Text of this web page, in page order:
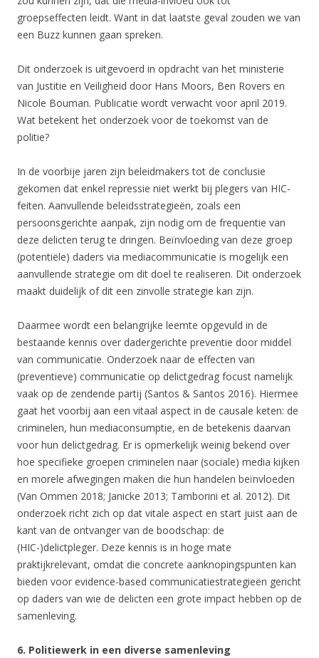
groepseffecten leidt. Want in dat laatste geval zouden we van
een Buzz kunnen gaan spreken.
Dit onderzoek is uitgevoerd in opdracht van het ministerie
van Justitie en Veiligheid door Hans Moors, Ben Rovers en
Nicole Bouman. Publicatie wordt verwacht voor april 2019.
Wat betekent het onderzoek voor de toekomst van de
politie?
In de voorbije jaren zijn beleidmakers tot de conclusie
gekomen dat enkel repressie niet werkt bij plegers van HIC-
feiten. Aanvullende beleidsstrategieën, zoals een
persoonsgerichte aanpak, zijn nodig om de frequentie van
deze delicten terug te dringen. Beïnvloeding van deze groep
(potentiële) daders via mediacommunicatie is mogelijk een
aanvullende strategie om dit doel te realiseren. Dit onderzoek
maakt duidelijk of dit een zinvolle strategie kan zijn.
Daarmee wordt een belangrijke leemte opgevuld in de
bestaande kennis over dadergerichte preventie door middel
van communicatie. Onderzoek naar de effecten van
(preventieve) communicatie op delictgedrag focust namelijk
vaak op de zendende partij (Santos & Santos 2016). Hiermee
gaat het voorbij aan een vitaal aspect in de causale keten: de
criminelen, hun mediaconsumptie, en de betekenis daarvan
voor hun delictgedrag. Er is opmerkelijk weinig bekend over
hoe specifieke groepen criminelen naar (sociale) media kijken
en morele afwegingen maken die hun handelen beïnvloeden
(Van Ommen 2018; Janicke 2013; Tamborini et al. 2012). Dit
onderzoek richt zich op dat vitale aspect en start juist aan de
kant van de ontvanger van de boodschap: de
(HIC-)delictpleger. Deze kennis is in hoge mate
praktijkrelevant, omdat die concrete aanknopingspunten kan
bieden voor evidence-based communicatiestrategieën gericht
op daders van wie de delicten een grote impact hebben op de
samenleving.
6. Politiewerk in een diverse samenleving